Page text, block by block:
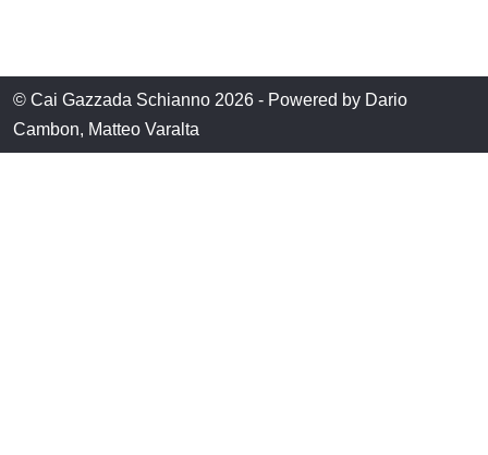
© Cai Gazzada Schianno 2026 - Powered by Dario
Cambon, Matteo Varalta